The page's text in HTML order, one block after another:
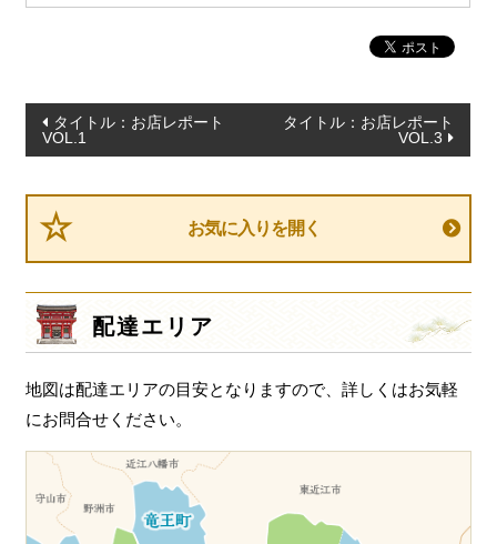
高級弁当
オードブル
一品料理
お食い初め・お子様膳
ランキング
スタッフブログ
求人情報
会社概要
お問い合わせ
投
稿
ゲ
ー
シ
ョ
タイトル：お店レポート
VOL.1
タイトル：お店レポート
VOL.3
お気に入りを開く
配達エリア
地図は配達エリアの目安となりますので、詳しくはお気軽
にお問合せください。